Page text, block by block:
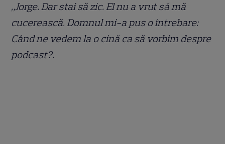
„Jorge. Dar stai să zic. El nu a vrut să mă
cucerească. Domnul mi-a pus o întrebare:
Când ne vedem la o cină ca să vorbim despre
podcast?.